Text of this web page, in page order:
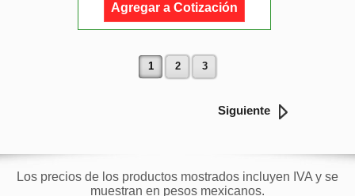
Agregar a Cotización
1 2 3
Siguiente
Los precios de los productos mostrados incluyen IVA y se
muestran en pesos mexicanos.